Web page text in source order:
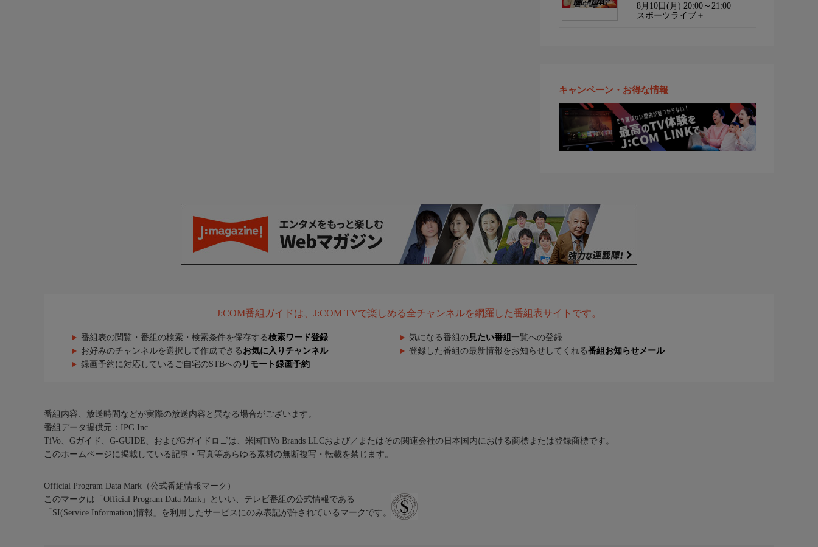
8月10日(月) 20:00～21:00
スポーツライブ＋
キャンペーン・お得な情報
J:COM番組ガイドは、J:COM TVで楽しめる全チャンネルを網羅した番組表サイトです。
番組表の閲覧・番組の検索・検索条件を保存する検索ワード登録 気になる番組の 見たい番組 一覧への登録
お好みのチャンネルを選択して作成できる お気に入りチャンネル 登録した番組の最新情報をお知らせしてくれる番組お知らせメール
録画予約に対応しているご自宅のSTBへの リモート録画予約
番組内容、放送時間などが実際の放送内容と異なる場合がございます。
番組データ提供元：IPG Inc.
TiVo、Gガイド、G-GUIDE、およびGガイドロゴは、米国TiVo Brands LLCおよび／またはその関連会社の日本国内における商標または登録商標です。
このホームページに掲載している記事・写真等あらゆる素材の無断複写・転載を禁じます。
Official Program Data Mark（公式番組情報マーク）
このマークは「Official Program Data Mark」といい、テレビ番組の公式情報である
「SI(Service Information)情報」を利用したサービスにのみ表記が許されているマークです。